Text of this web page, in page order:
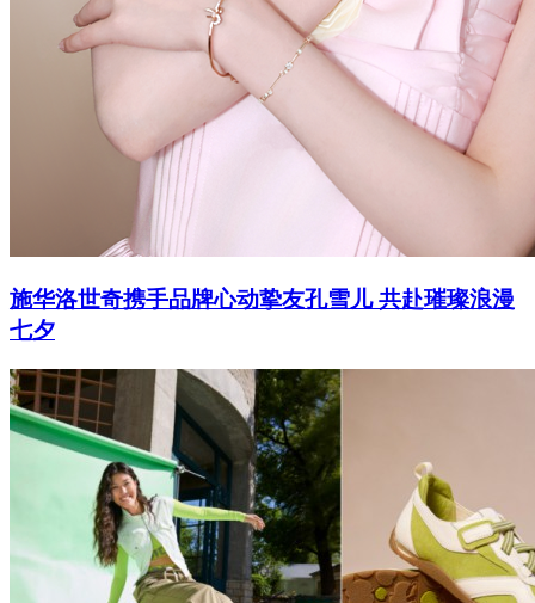
施华洛世奇携手品牌心动挚友孔雪儿 共赴璀璨浪漫
七夕